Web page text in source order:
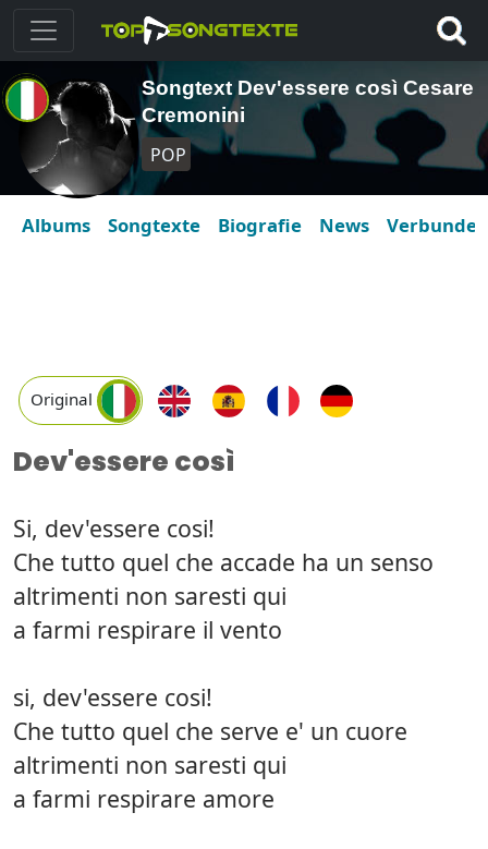
Songtext Dev'essere così Cesare
Cremonini
POP
Albums Songtexte Biografie News Verbunden
Original
Dev'essere così
Si, dev'essere cosi!
Che tutto quel che accade ha un senso
altrimenti non saresti qui
a farmi respirare il vento
si, dev'essere cosi!
Che tutto quel che serve e' un cuore
altrimenti non saresti qui
a farmi respirare amore